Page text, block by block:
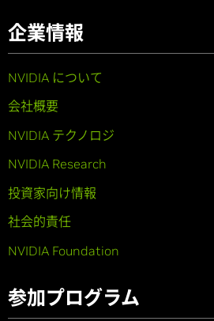
企業情報
NVIDIA について
会社概要
NVIDIA テクノロジ
NVIDIA Research
投資家向け情報
社会的責任
NVIDIA Foundation
参加プログラム